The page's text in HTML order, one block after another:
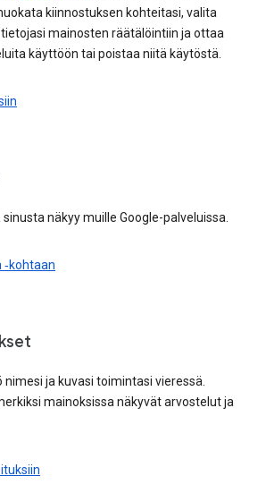
kiinnostuksen kohteitasi, valita
mainosten räätälöintiin ja ottaa
käyttöön tai poistaa niitä käytöstä.
näkyy muille Google-palveluissa.
ja kuvasi toimintasi vieressä.
mainoksissa näkyvät arvostelut ja